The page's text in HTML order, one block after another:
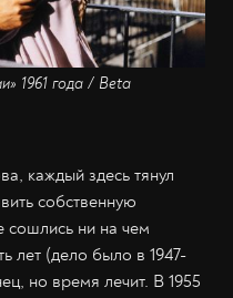
1961 года / Beta
каждый здесь тянул
собственную
сошлись ни на чем
лет (дело было в 1947-
но время лечит. В 1955